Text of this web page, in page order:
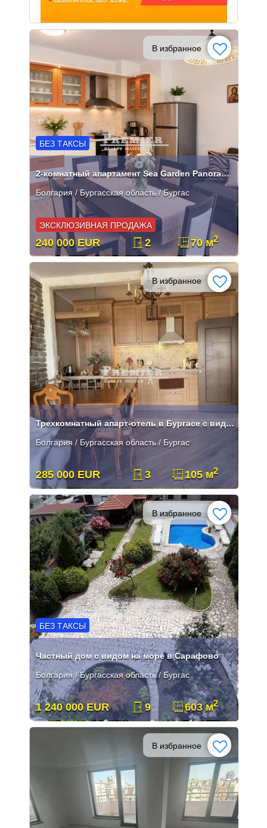
В избранное
БЕЗ ТАКСЫ
2-комнатный апартамент Sea Garden Panorama первая линия Бургас
Болгария / Бургасская область / Бургас
ЭКСКЛЮЗИВНАЯ ПРОДАЖА
240 000 EUR 2 70 м2
В избранное
Трехкомнатный апарт-отель в Бургасе с видом на море
Болгария / Бургасская область / Бургас
285 000 EUR 3 105 м2
В избранное
БЕЗ ТАКСЫ
Частный дом с видом на море в Сарафово
Болгария / Бургасская область / Бургас
1 240 000 EUR 9 603 м2
В избранное